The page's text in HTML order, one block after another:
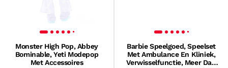
Monster High Pop, Abbey
Bominable, Yeti Modepop
Met Accessoires
Barbie Speelgoed, Speelset
Met Ambulance En Kliniek,
Verwisselfunctie, Meer Dan